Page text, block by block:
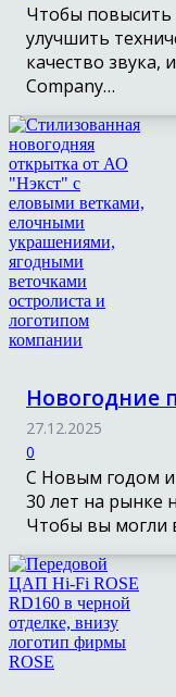
Чтобы повысить
улучшить
качество звука,
Company…
Новогодние
27.12.2025
0
С Новым годом и
30 лет на рынке
Чтобы вы могли